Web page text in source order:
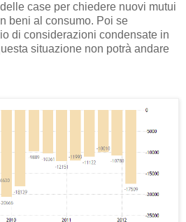
case per chiedere nuovi mutui
beni al consumo. Poi se
di considerazioni condensate in
situazione non potrà andare